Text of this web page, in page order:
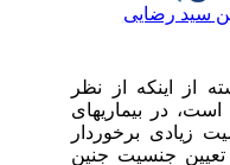
رضایی
از اینکه از نظر
در بیماریهای
زیادی برخوردار
جنسیت جنین